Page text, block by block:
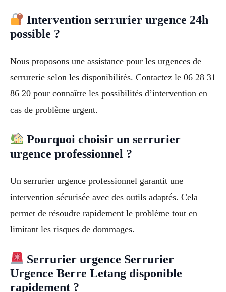
Intervention serrurier urgence 24h
possible ?
Nous proposons une assistance pour les urgences de
serrurerie selon les disponibilités. Contactez le 06 28 31
86 20 pour connaître les possibilités d’intervention en
cas de problème urgent.
Pourquoi choisir un serrurier
urgence professionnel ?
Un serrurier urgence professionnel garantit une
intervention sécurisée avec des outils adaptés. Cela
permet de résoudre rapidement le problème tout en
limitant les risques de dommages.
Serrurier urgence Serrurier
Urgence Berre Letang disponible
rapidement ?